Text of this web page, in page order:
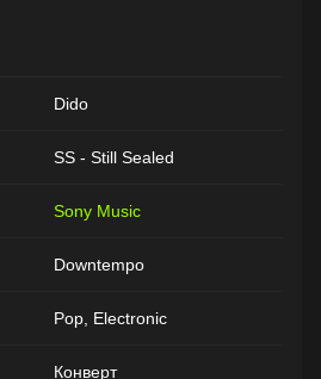
Dido
SS - Still Sealed
Sony Music
Downtempo
Pop, Electronic
Конверт